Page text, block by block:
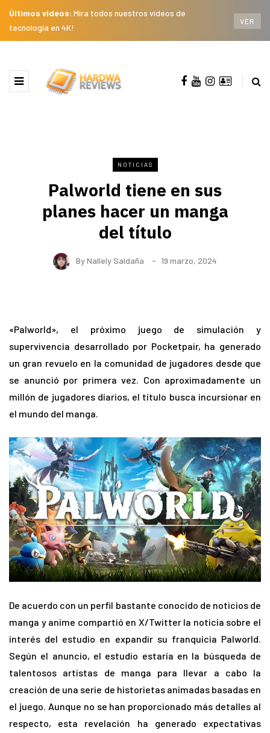
Últimos videos: Mira todos nuestros videos de
tecnología en 4K!
VER
NOTICIAS
Palworld tiene en sus
planes hacer un manga
del título
ByNallely Saldaña 19 marzo, 2024
«Palworld», el próximo juego de simulación y
supervivencia desarrollado por Pocketpair, ha generado
un gran revuelo en la comunidad de jugadores desde que
se anunció por primera vez. Con aproximadamente un
millón de jugadores díarios, el título busca incursionar en
el mundo del manga.
De acuerdo con un perfil bastante conocido de noticios de
manga y anime compartió en X/Twitter la noticia sobre el
interés del estudio en expandir su franquicia Palworld.
Según el anuncio, el estudio estaría en la búsqueda de
talentosos artistas de manga para llevar a cabo la
creación de una serie de historietas animadas basadas en
el juego. Aunque no se han proporcionado más detalles al
respecto, esta revelación ha generado expectativas